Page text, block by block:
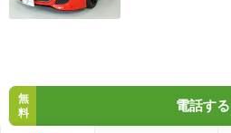
無
料
電話する